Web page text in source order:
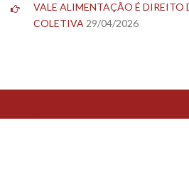
VALE ALIMENTAÇÃO É DIREITO
COLETIVA 29/04/2026
TESTE